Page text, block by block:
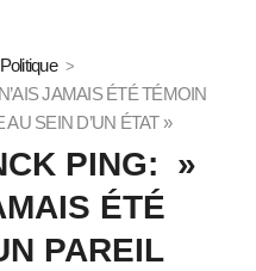
Politique
JAMAIS ÉTÉ TÉMOIN
SEIN D’UN ÉTAT »
PING: »
ÉTÉ
PAREIL